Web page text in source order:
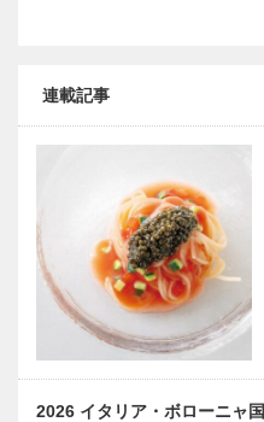
連載記事
2026 イタリア・ボローニャ国